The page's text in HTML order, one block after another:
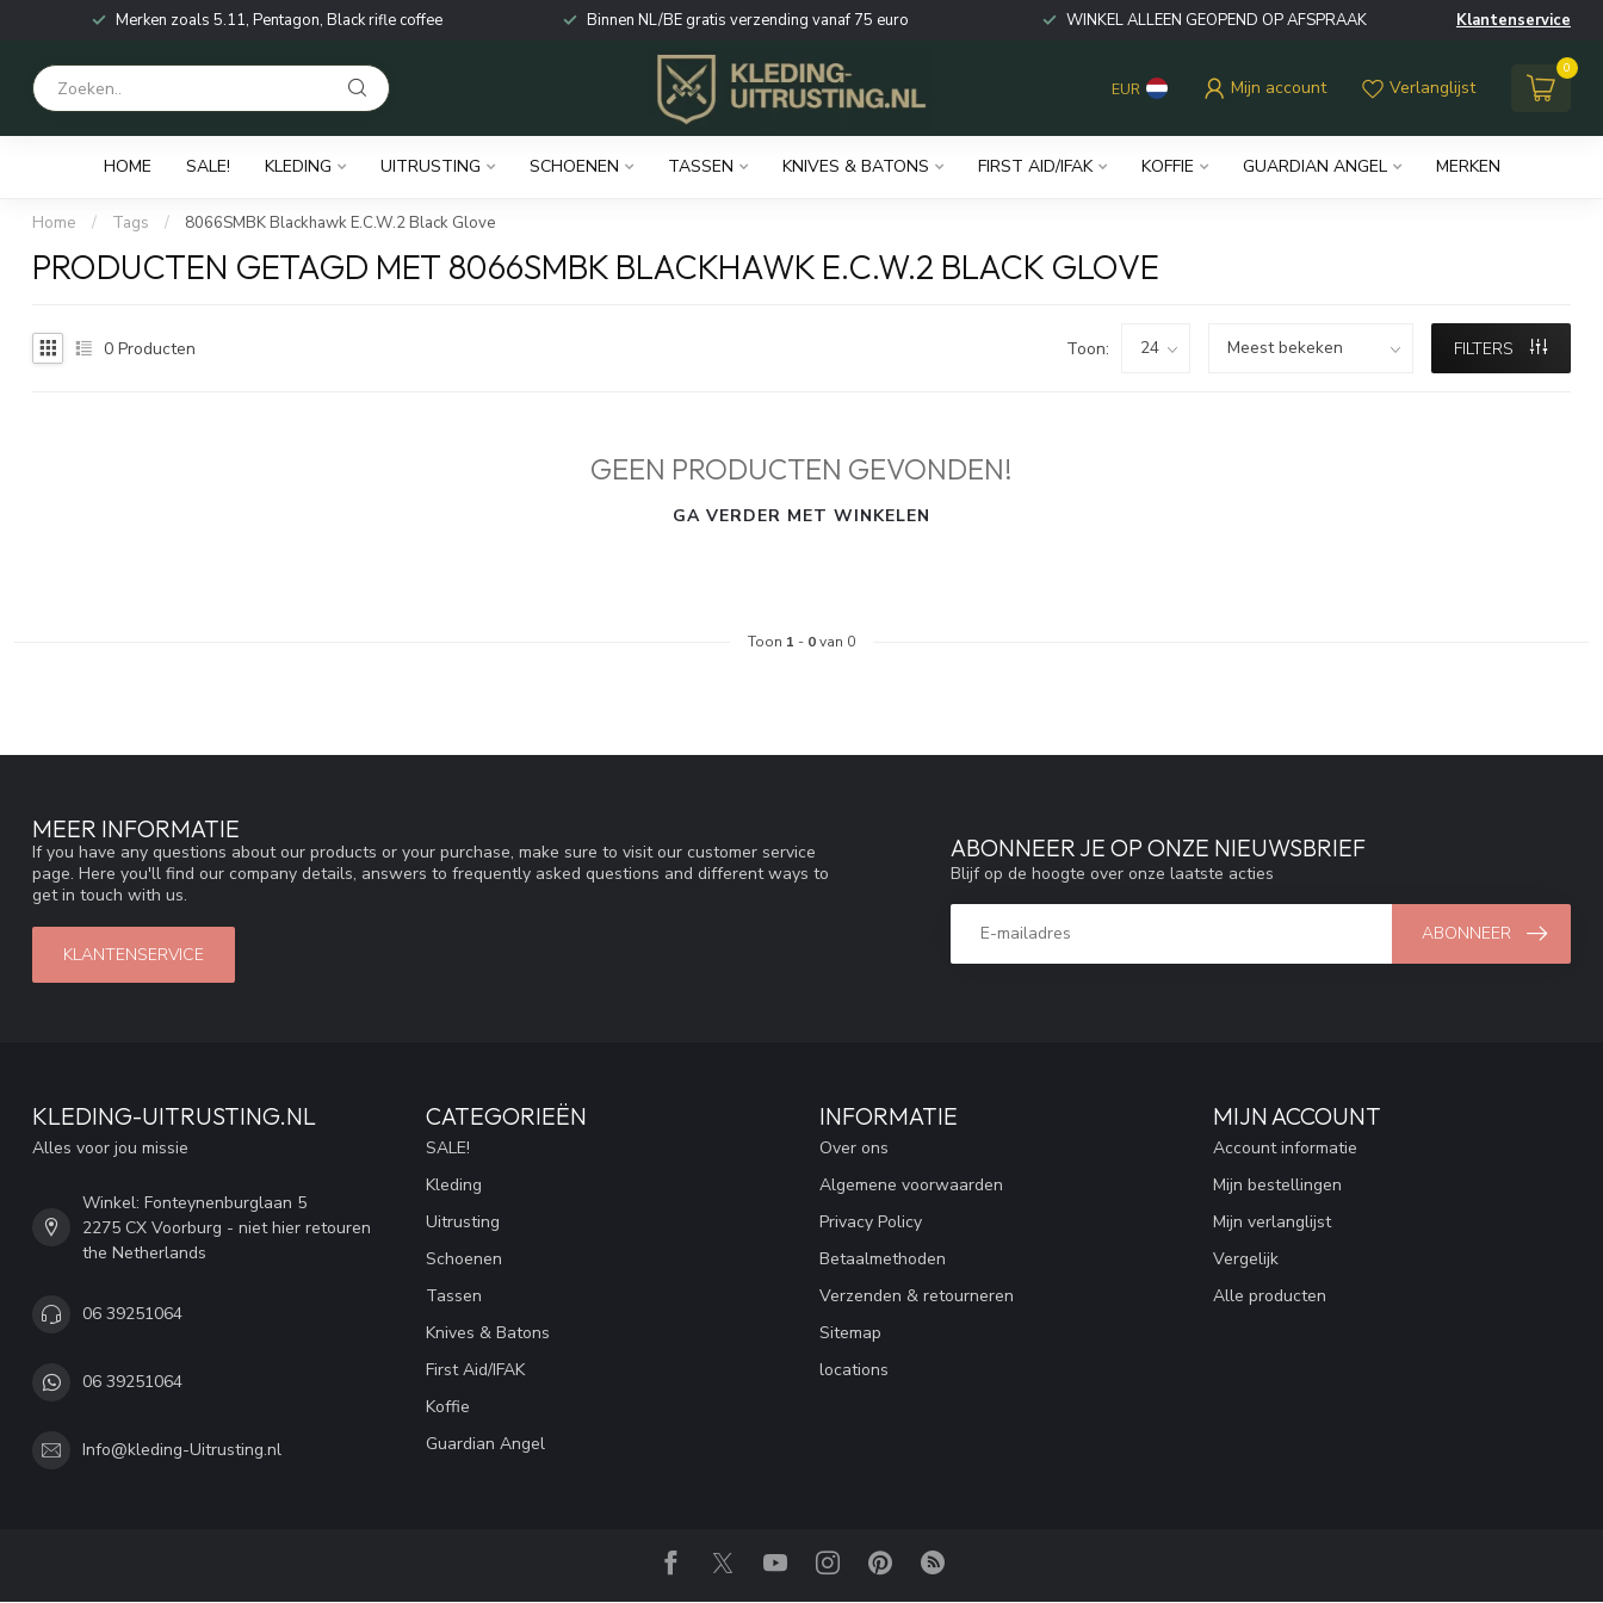
Merken zoals 5.11, Pentagon, Black rifle coffee Binnen NL/BE gratis verzending vanaf 75 euro WINKEL ALLEEN GEOPEND OP AFSPRAAK Klantenservice
EUR Mijn account Verlanglijst
0
HOME SALE! KLEDING UITRUSTING SCHOENEN TASSEN KNIVES & BATONS FIRST AID/IFAK KOFFIE GUARDIAN ANGEL MERKEN
Home / Tags / 8066SMBK Blackhawk E.C.W.2 Black Glove
PRODUCTEN GETAGD MET 8066SMBK BLACKHAWK E.C.W.2 BLACK GLOVE
0 Producten Toon: FILTERS
GEEN PRODUCTEN GEVONDEN!
GA VERDER MET WINKELEN
Toon 1 - 0van 0
MEER INFORMATIE
If you have any questions about our products or your purchase, make sure to visit our customer service
page. Here you'll find our company details, answers to frequently asked questions and different ways to
get in touch with us.
KLANTENSERVICE
ABONNEER JE OP ONZE NIEUWSBRIEF
Blijf op de hoogte over onze laatste acties
ABONNEER
KLEDING-UITRUSTING.NL
Alles voor jou missie
Winkel: Fonteynenburglaan 5
2275 CX Voorburg - niet hier retouren
the Netherlands
06 39251064
06 39251064
Info@kleding-Uitrusting.nl
CATEGORIEËN
SALE!
Kleding
Uitrusting
Schoenen
Tassen
Knives & Batons
First Aid/IFAK
Koffie
Guardian Angel
INFORMATIE
Over ons
Algemene voorwaarden
Privacy Policy
Betaalmethoden
Verzenden & retourneren
Sitemap
locations
MIJN ACCOUNT
Account informatie
Mijn bestellingen
Mijn verlanglijst
Vergelijk
Alle producten